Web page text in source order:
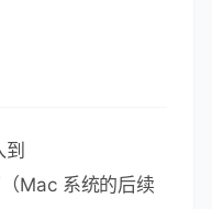
（Mac 系统的后续